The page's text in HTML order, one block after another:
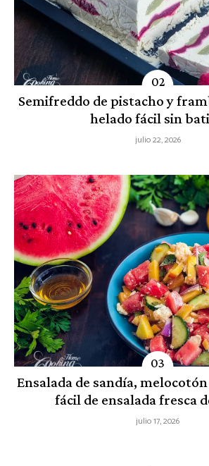
Semifreddo de pistacho y
helado fácil sin
julio 22, 2026
Ensalada de sandía,
fácil de ensalada fresca
julio 17, 2026